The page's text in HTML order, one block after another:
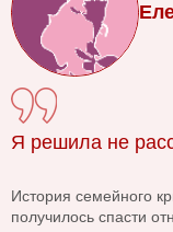
Я решила не
История семейного
получилось спасти